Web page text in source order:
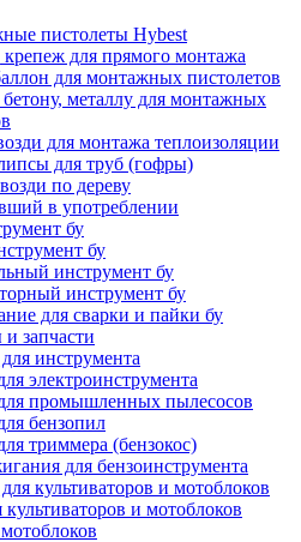
пистолеты Hybest
для прямого монтажа
для монтажных пистолетов
металлу для монтажных
для монтажа теплоизоляции
для труб (гофры)
по дереву
в употреблении
бу
бу
инструмент бу
инструмент бу
для сварки и пайки бу
запчасти
инструмента
электроинструмента
промышленных пылесосов
бензопил
триммера (бензокос)
для бензоинструмента
культиваторов и мотоблоков
и мотоблоков